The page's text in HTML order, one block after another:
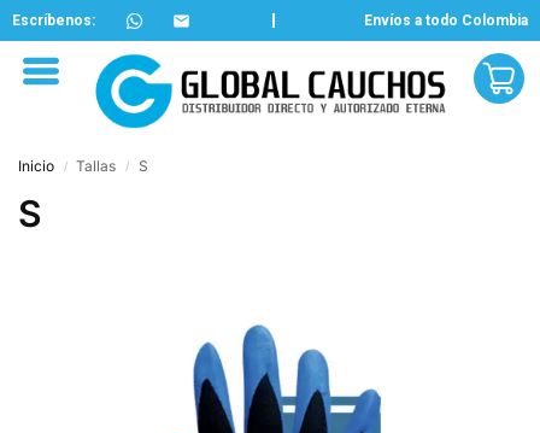
Escríbenos: Envíos a todo Colombia
Inicio / Tallas / S
S